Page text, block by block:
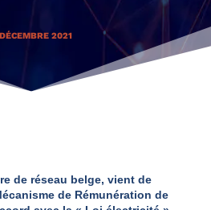
2021
de réseau belge, vient de
de Rémunération de